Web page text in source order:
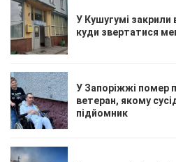
У Кушугумі закрили
куди звертатися
У Запоріжжі помер
ветеран, якому
підйомник